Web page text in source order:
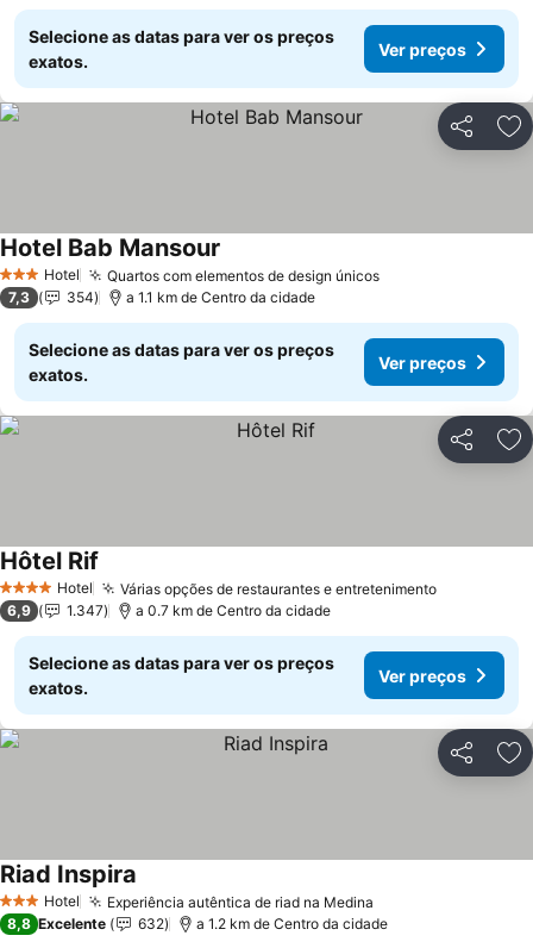
Selecione as datas para ver os preços
exatos.
Ver preços
Partilhar
3 EstrelasHotel Quartos com elementos de design únicosVer preços
Hotel Bab Mansour
7,3 354 a 1.1 km de Centro da cidade
Selecione as datas para ver os preços
exatos.
Ver preços
Partilhar
4 EstrelasHotel Várias opções de restaurantes e entretenimentoVer preços
Hôtel Rif
6,9 1.347 a 0.7 km de Centro da cidade
Selecione as datas para ver os preços
exatos.
Ver preços
Partilhar
3 EstrelasHotel Experiência autêntica de riad na Medina
Riad Inspira
8,8 Excelente 632 a 1.2 km de Centro da cidade